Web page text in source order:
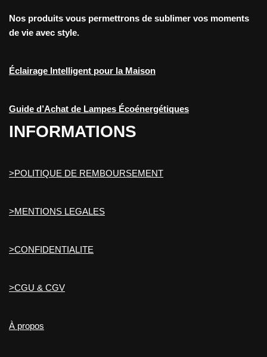
Nos produits vous permettrons de sublimer vos moments
de vie avec style.
Éclairage Intelligent pour la Maison
Guide d’Achat de Lampes Écoénergétiques
INFORMATIONS
>POLITIQUE DE REMBOURSEMENT
>MENTIONS LEGALES
>CONFIDENTIALITE
>CGU & CGV
À propos